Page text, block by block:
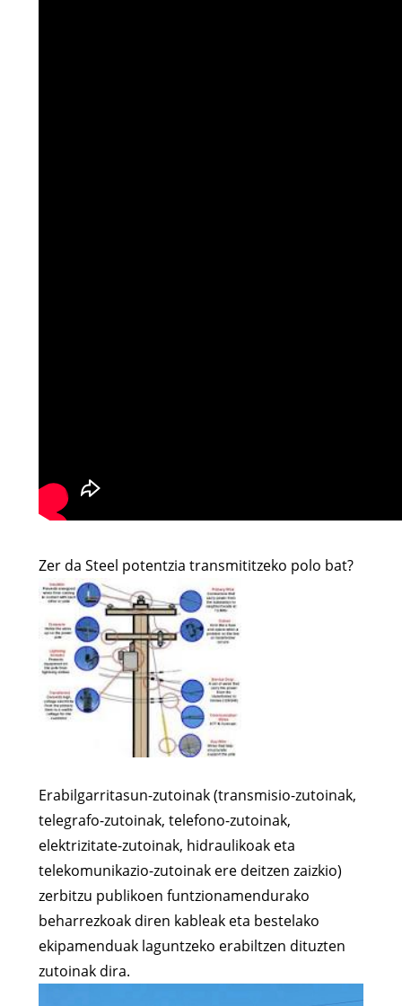
Zer da Steel potentzia transmititzeko polo bat?
Erabilgarritasun-zutoinak (transmisio-zutoinak,
telegrafo-zutoinak, telefono-zutoinak,
elektrizitate-zutoinak, hidraulikoak eta
telekomunikazio-zutoinak ere deitzen zaizkio)
zerbitzu publikoen funtzionamendurako
beharrezkoak diren kableak eta bestelako
ekipamenduak laguntzeko erabiltzen dituzten
zutoinak dira.